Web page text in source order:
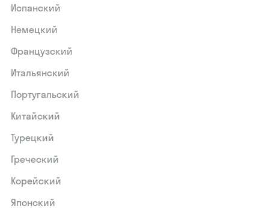
Испанский
Немецкий
Французский
Итальянский
Португальский
Китайский
Турецкий
Греческий
Корейский
Японский